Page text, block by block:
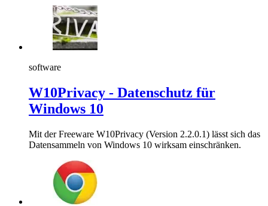
software
W10Privacy - Datenschutz für
Windows 10
Mit der Freeware W10Privacy (Version 2.2.0.1) lässt sich das
Datensammeln von Windows 10 wirksam einschränken.